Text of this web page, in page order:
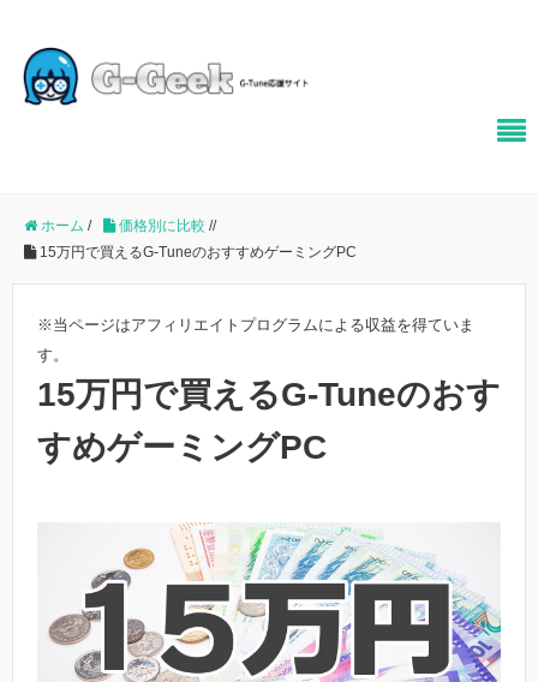
ホーム / 価格別に比較 //
15万円で買えるG-TuneのおすすめゲーミングPC
※当ページはアフィリエイトプログラムによる収益を得ていま
す。
15万円で買えるG-Tuneのおす
すめゲーミングPC